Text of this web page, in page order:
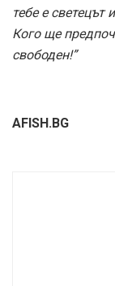
тебе е светецът
Кого ще
свободен!”
AFISH.BG